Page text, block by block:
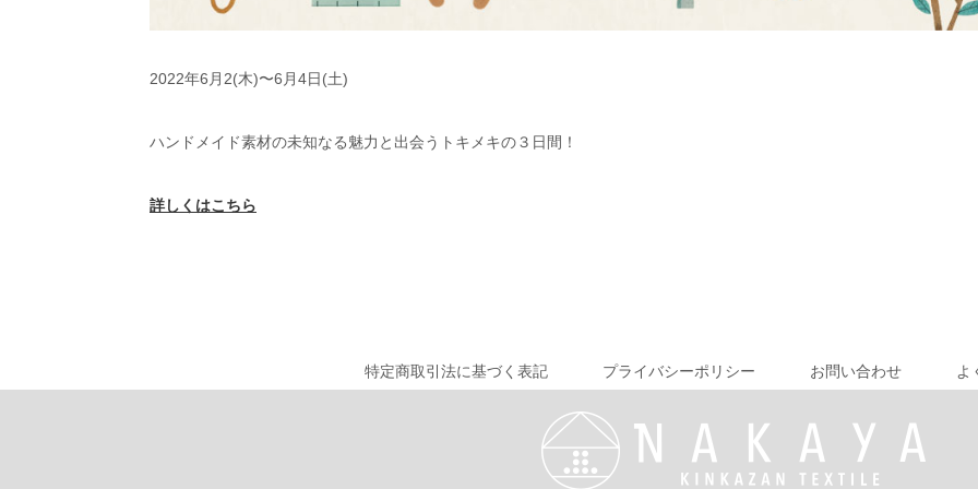
2022年6月2(木)〜6月4日(土)
ハンドメイド素材の未知なる魅力と出会うトキメキの３日間！
詳しくはこちら
特定商取引法に基づく表記 プライバシーポリシー お問い合わせ よ